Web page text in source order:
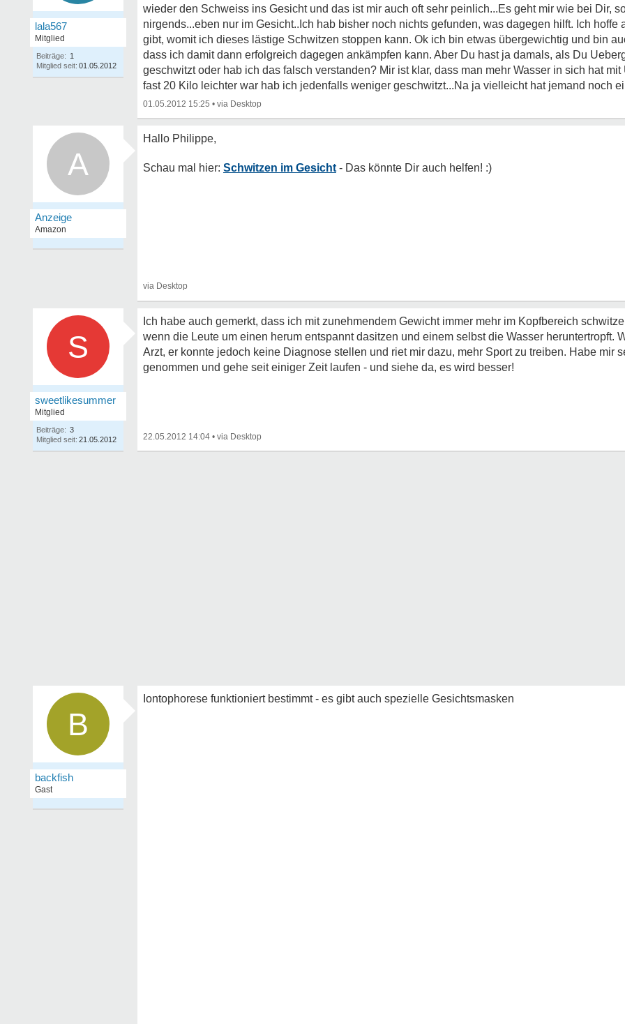
lala567
Mitglied
Beiträge: 1
Mitglied seit: 01.05.2012
wieder den Schweiss ins Gesicht und das ist mir auch oft sehr peinlich...Es geht mir wie bei Dir,
nirgends...eben nur im Gesicht..Ich hab bisher noch nichts gefunden, was dagegen hilft. Ich hoffe
gibt, womit ich dieses lästige Schwitzen stoppen kann. Ok ich bin etwas übergewichtig und bin
dass ich damit dann erfolgreich dagegen ankämpfen kann. Aber Du hast ja damals, als Du
geschwitzt oder hab ich das falsch verstanden? Mir ist klar, dass man mehr Wasser in sich hat
fast 20 Kilo leichter war hab ich jedenfalls weniger geschwitzt...Na ja vielleicht hat jemand noch
01.05.2012 15:25 •
A Schwitzen im Gesicht
S
sweetlikesummer
Mitglied
Beiträge: 3
Mitglied seit: 21.05.2012
Ich habe auch gemerkt, dass ich mit zunehmendem Gewicht immer mehr im Kopfbereich
wenn die Leute um einen herum entspannt dasitzen und einem selbst die Wasser heruntertropft.
Arzt, er konnte jedoch keine Diagnose stellen und riet mir dazu, mehr Sport zu treiben. Habe mir
genommen und gehe seit einiger Zeit laufen - und siehe da, es wird besser!
22.05.2012 14:04 •
B
backfish
Gast
Iontophorese funktioniert bestimmt - es gibt auch spezielle Gesichtsmasken